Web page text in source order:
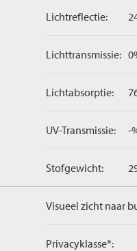
Lichtreflectie:
Lichttransmissie:
Lichtabsorptie:
UV-Transmissie: -
Stofgewicht:
Visueel zicht naar
Privacyklasse*: